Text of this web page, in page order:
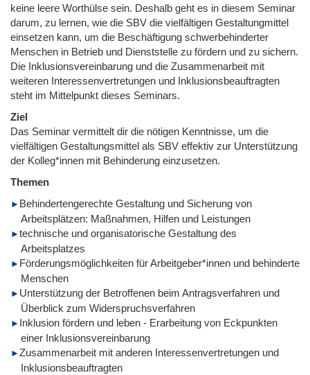
keine leere Worthülse sein. Deshalb geht es in diesem Seminar
darum, zu lernen, wie die SBV die vielfältigen Gestaltungmittel
einsetzen kann, um die Beschäftigung schwerbehinderter
Menschen in Betrieb und Dienststelle zu fördern und zu sichern.
Die Inklusionsvereinbarung und die Zusammenarbeit mit
weiteren Interessenvertretungen und Inklusionsbeauftragten
steht im Mittelpunkt dieses Seminars.
Ziel
Das Seminar vermittelt dir die nötigen Kenntnisse, um die
vielfältigen Gestaltungsmittel als SBV effektiv zur Unterstützung
der Kolleg*innen mit Behinderung einzusetzen.
Themen
Behindertengerechte Gestaltung und Sicherung von
Arbeitsplätzen: Maßnahmen, Hilfen und Leistungen
technische und organisatorische Gestaltung des
Arbeitsplatzes
Förderungsmöglichkeiten für Arbeitgeber*innen und behinderte
Menschen
Unterstützung der Betroffenen beim Antragsverfahren und
Überblick zum Widerspruchsverfahren
Inklusion fördern und leben - Erarbeitung von Eckpunkten
einer Inklusionsvereinbarung
Zusammenarbeit mit anderen Interessenvertretungen und
Inklusionsbeauftragten